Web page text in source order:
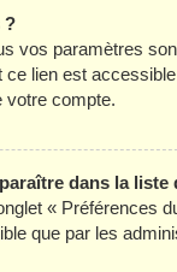
?
vos paramètres
lien est
votre compte.
dans la
« Préférences
que par les